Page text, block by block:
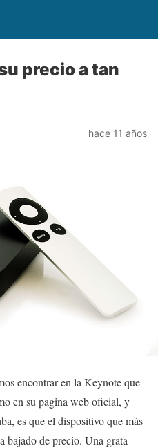
precio a tan
hace 11 años
encontrar en la Keynote que
en su pagina web oficial, y
es que el dispositivo que más
bajado de precio. Una grata